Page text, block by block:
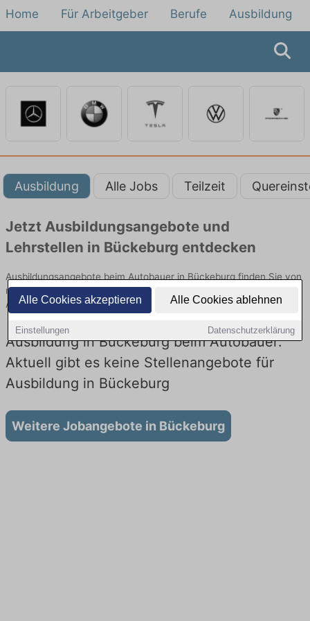
Alle Cookies akzeptieren Alle Cookies ablehnen
Einstellungen Datenschutzerklärung
Home Für Arbeitgeber Berufe Ausbildung
Ausbildung Alle Jobs Teilzeit
Jetzt Ausbildungsangebote und
Lehrstellen in Bückeburg entdecken
Ausbildungsangebote beim Autobauer in Bückeburg finden Sie von
namhaften Firmen. Entdecken Sie freie Optionen von Top-
Arbeitgebern und bewerben Sie sich noch heute.
Ausbildung in Bückeburg beim Autobauer:
Aktuell gibt es keine Stellenangebote für
Ausbildung in Bückeburg
Weitere Jobangebote in Bückeburg